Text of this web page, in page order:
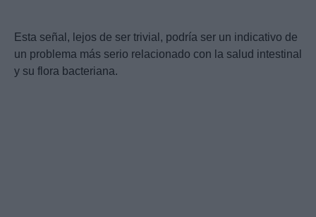
Esta señal, lejos de ser trivial, podría ser un indicativo de
un problema más serio relacionado con la salud intestinal
y su flora bacteriana.